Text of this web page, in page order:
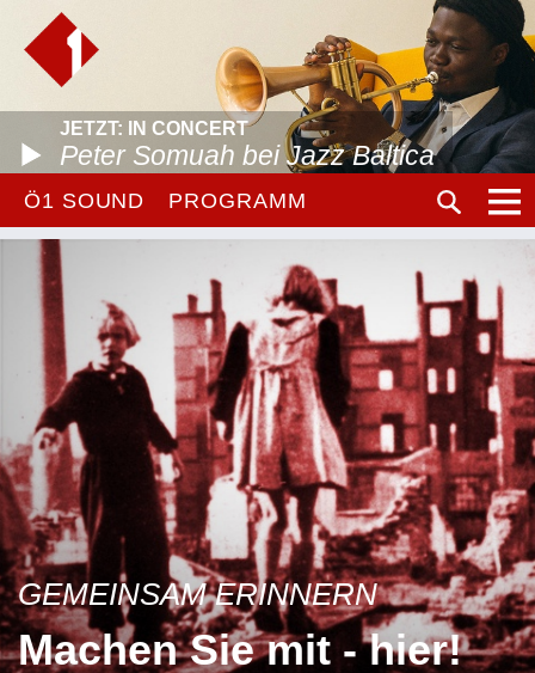
JETZT: IN CONCERT
Peter Somuah bei Jazz Baltica
Ö1 SOUND PROGRAMM
GEMEINSAM ERINNERN
Machen Sie mit - hier!